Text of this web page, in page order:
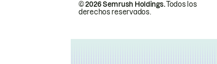
© 2026 Semrush Holdings.Todos los
derechos reservados.